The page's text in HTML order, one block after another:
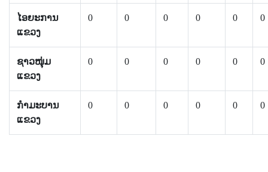
ໄອຍະການ
ແຂວງ
0 0 0 0 0 0
ຊາວໜຸ່ມ
ແຂວງ
0 0 0 0 0 0
ກຳມະບານ
ແຂວງ
0 0 0 0 0 0